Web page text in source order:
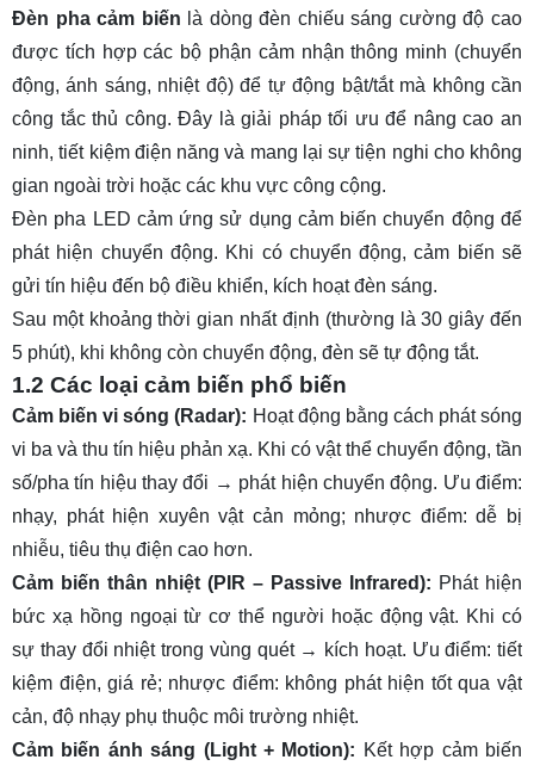
3. Gợi ý TOP 9 đèn pha cảm biến, cảm ứng siêu
nhạy bán chạy
TOP 1. Đèn pha LED cảm ứng chuyển động
10w
TOP 2. Đèn pha LED cảm biến thông minh 20w
TOP 3. Đèn pha LED cảm ứng thông minh 27w
TOP 4. Đèn pha cảm ứng ngoài trời 30w
TOP 5. Đèn pha cảm ứng ngoài trời 50w
TOP 6. Đèn pha LED cảm biến 100w
TOP 7. Đèn pha LED cảm biến hồng ngoại
TOP 8. Đèn pha cảm ứng hồng ngoại FLH20W-
FS23B
TOP 9. Đèn pha cảm ứng DPC-50T
4. Lưu ý khi lắp đặt đèn pha LED cảm ứng, cảm
biến
4.1 Khu vực lắp đặt
4.2 Phạm vi cảm biến
4.3 Vị trí lắp đặt
5. Nơi mua đèn pha LED cảm ứng uy tín, giá tốt
Đèn pha cảm biến là dòng đèn chiếu sáng cường độ cao
được tích hợp các bộ phận cảm nhận thông minh (chuyển
động, ánh sáng, nhiệt độ) để tự động bật/tắt mà không cần
công tắc thủ công. Đây là giải pháp tối ưu để nâng cao an
ninh, tiết kiệm điện năng và mang lại sự tiện nghi cho không
gian ngoài trời hoặc các khu vực công cộng.
Đèn pha LED cảm ứng sử dụng cảm biến chuyển động để
phát hiện chuyển động. Khi có chuyển động, cảm biến sẽ
gửi tín hiệu đến bộ điều khiển, kích hoạt đèn sáng.
Sau một khoảng thời gian nhất định (thường là 30 giây đến
5 phút), khi không còn chuyển động, đèn sẽ tự động tắt.
1.2 Các loại cảm biến phổ biến
Cảm biến vi sóng (Radar): Hoạt động bằng cách phát sóng
vi ba và thu tín hiệu phản xạ. Khi có vật thể chuyển động, tần
số/pha tín hiệu thay đổi → phát hiện chuyển động. Ưu điểm:
nhạy, phát hiện xuyên vật cản mỏng; nhược điểm: dễ bị
nhiễu, tiêu thụ điện cao hơn.
Cảm biến thân nhiệt (PIR – Passive Infrared): Phát hiện
bức xạ hồng ngoại từ cơ thể người hoặc động vật. Khi có
sự thay đổi nhiệt trong vùng quét → kích hoạt. Ưu điểm: tiết
kiệm điện, giá rẻ; nhược điểm: không phát hiện tốt qua vật
cản, độ nhạy phụ thuộc môi trường nhiệt.
Cảm biến ánh sáng (Light + Motion): Kết hợp cảm biến